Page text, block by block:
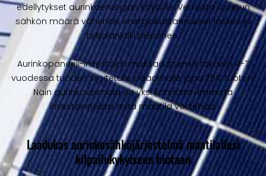
edellytykset aurinkoenergian käytölle. Verkosta ostetun
sähkön määrä vähenee, energiakustannukset laskee ja
hiilijalanjälki pienenee.
Aurinkopaneeli-investointi maksaa itsensä takaisin 4-7
vuodessa tuoden sijoitetulle pääomalle jopa 25% tuoton!
Näin aurinkovoimala on yksi kannattavimmista
investoinneista, mitä maatila voi tehdä.
Laadukas aurinkosähköjärjestelmä maatilallesi
kilpailukykyiseen hintaan